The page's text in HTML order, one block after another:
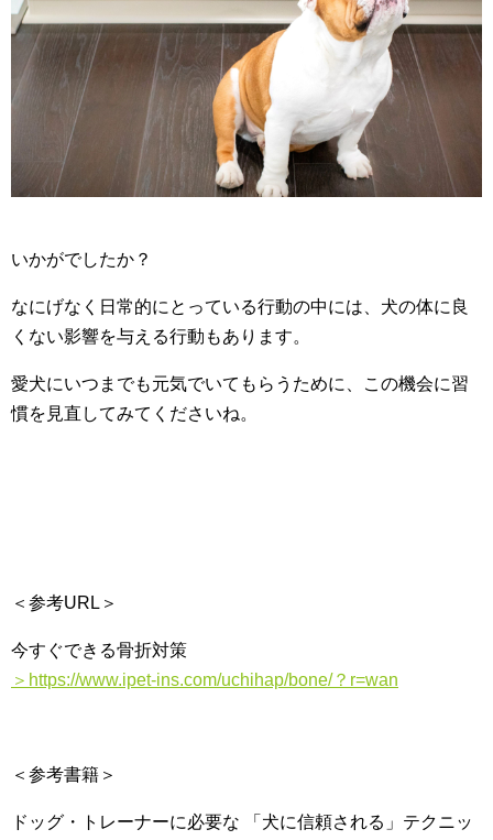
いかがでしたか？
なにげなく日常的にとっている行動の中には、犬の体に良
くない影響を与える行動もあります。
愛犬にいつまでも元気でいてもらうために、この機会に習
慣を見直してみてくださいね。
＜参考URL＞
今すぐできる骨折対策
＞https://www.ipet-ins.com/uchihap/bone/？r=wan
＜参考書籍＞
ドッグ・トレーナーに必要な 「犬に信頼される」テクニッ